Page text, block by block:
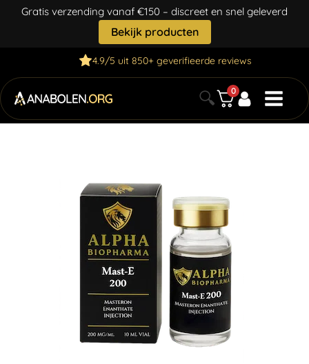
Gratis verzending vanaf €150 – discreet en snel geleverd
Bekijk producten
4.9/5 uit 850+ geverifieerde reviews
🔍 0